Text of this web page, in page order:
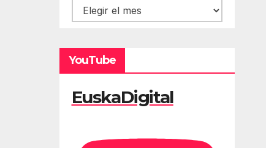
Hemeroteca
YouTube
EuskaDigital